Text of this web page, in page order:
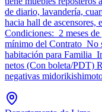
de diario, lavandería,
hacia hall de ascensores,
Condiciones: 2 meses de
mínimo del Contrato No
habitación para Familia
netos (Con boleta/PDT)
negativas